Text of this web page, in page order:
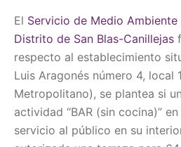
El Servicio de Medio
Distrito de San Blas-Canillejas
respecto al establecimiento
Luis Aragonés número 4, local
Metropolitano), se plantea si
actividad “BAR (sin cocina)”
servicio al público en su